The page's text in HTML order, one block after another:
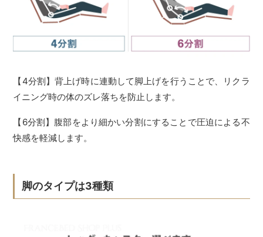
【4分割】背上げ時に連動して脚上げを行うことで、リクラ
イニング時の体のズレ落ちを防止します。
【6分割】腹部をより細かい分割にすることで圧迫による不
快感を軽減します。
脚のタイプは3種類